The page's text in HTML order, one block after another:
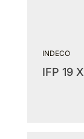
INDECO
IFP 19 X